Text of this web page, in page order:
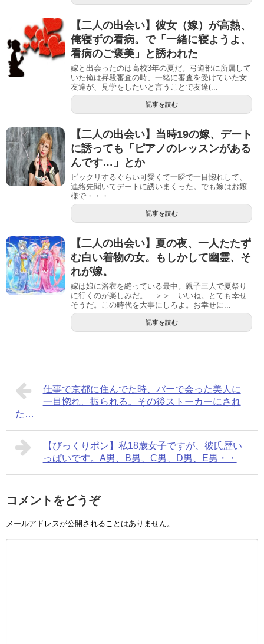
【二人の出会い】彼女（嫁）が高熱、
俺寝ずの看病。で「一緒に寝ようよ、
看病のご褒美」と誘われた
嫁と出会ったのは高校3年の夏だ。弓道部に所属して
いた俺は昇段審査の時、一緒に審査を受けていた女
友達が、見学をしたいと言うことで友達(...
記事を読む
【二人の出会い】当時19の嫁、デート
に誘っても「ピアノのレッスンがある
んです…」とか
ビックリするぐらい可愛くて一瞬で一目惚れして、
連絡先聞いてデートに誘いまくった。でも嫁はお嬢
様で・・・
記事を読む
【二人の出会い】夏の夜、一人たたず
む白い着物の女。もしかして幽霊、そ
れが嫁。
嫁は娘に浴衣を縫っている最中。親子三人で夏祭り
に行くのが楽しみだ。 ＞＞ いいね。とても幸せ
そうだ。この時代を大事にしろよ。お幸せに...
記事を読む
仕事で京都に住んでた時、バーで会った美人に
一目惚れ、振られる。その後ストーカーにされ
た…
【びっくりポン】私18歳女子ですが、彼氏歴い
っぱいです。A男、B男、C男、D男、E男・・
コメントをどうぞ
メールアドレスが公開されることはありません。